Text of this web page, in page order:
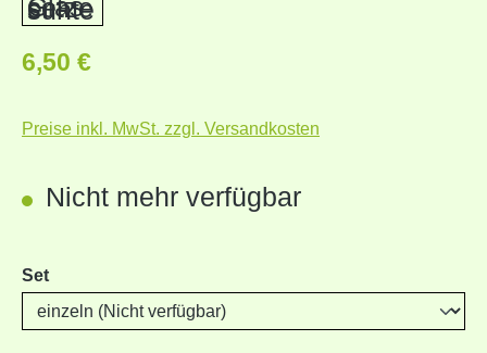
Regulärer Preis:
6,50 €
Preise inkl. MwSt. zzgl. Versandkosten
Nicht mehr verfügbar
Setauswählen